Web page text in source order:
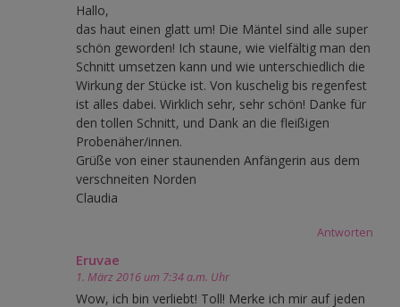
Hallo,
das haut einen glatt um! Die Mäntel sind alle super
schön geworden! Ich staune, wie vielfältig man den
Schnitt umsetzen kann und wie unterschiedlich die
Wirkung der Stücke ist. Von kuschelig bis regenfest
ist alles dabei. Wirklich sehr, sehr schön! Danke für
den tollen Schnitt, und Dank an die fleißigen
Probenäher/innen.
Grüße von einer staunenden Anfängerin aus dem
verschneiten Norden
Claudia
Antworten
Eruvae
1. März 2016 um 7:34 a.m. Uhr
Wow, ich bin verliebt! Toll! Merke ich mir auf jeden